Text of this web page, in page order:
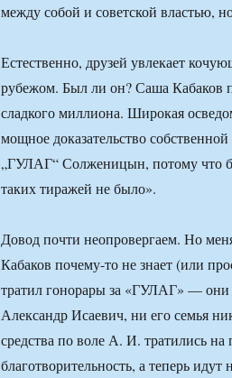
между собой и советской властью,
Естественно, друзей увлекает
рубежом. Был ли он? Саша Кабаков
сладкого миллиона. Широкая
мощное доказательство
„ГУЛАГ“ Солженицын, потому что
таких тиражей не было».
Довод почти неопровергаем. Но
Кабаков почему-то не знает (или
тратил гонорары за «ГУЛАГ» —
Александр Исаевич, ни его семья
средства по воле А. И. тратились
благотворительность, а теперь